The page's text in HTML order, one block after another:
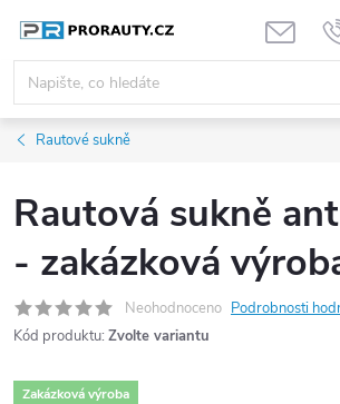
obsah
Rautové sukně
Rautová sukně
- zakázková
Neohodnoceno Podrobnosti
Kód produktu: Zvolte variantu
Zakázková výroba